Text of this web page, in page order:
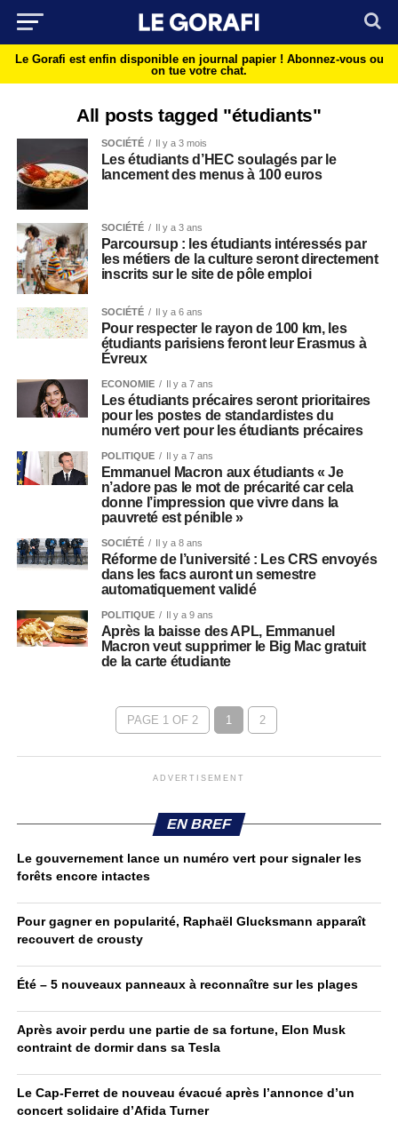
Le Gorafi est enfin disponible en journal papier ! Abonnez-vous ou
on tue votre chat.
All posts tagged "étudiants"
SOCIÉTÉ Il y a 3 mois
Les étudiants d’HEC soulagés par le
lancement des menus à 100 euros
SOCIÉTÉ Il y a 3 ans
Parcoursup : les étudiants intéressés par
les métiers de la culture seront directement
inscrits sur le site de pôle emploi
SOCIÉTÉ Il y a 6 ans
Pour respecter le rayon de 100 km, les
étudiants parisiens feront leur Erasmus à
Évreux
ECONOMIE Il y a 7 ans
Les étudiants précaires seront prioritaires
pour les postes de standardistes du
numéro vert pour les étudiants précaires
POLITIQUE Il y a 7 ans
Emmanuel Macron aux étudiants « Je
n’adore pas le mot de précarité car cela
donne l’impression que vivre dans la
pauvreté est pénible »
SOCIÉTÉ Il y a 8 ans
Réforme de l’université : Les CRS envoyés
dans les facs auront un semestre
automatiquement validé
POLITIQUE Il y a 9 ans
Après la baisse des APL, Emmanuel
Macron veut supprimer le Big Mac gratuit
de la carte étudiante
PAGE 1 OF 2 1 2
ADVERTISEMENT
EN BREF
Le gouvernement lance un numéro vert pour signaler les
forêts encore intactes
Pour gagner en popularité, Raphaël Glucksmann apparaît
recouvert de crousty
Été – 5 nouveaux panneaux à reconnaître sur les plages
Après avoir perdu une partie de sa fortune, Elon Musk
contraint de dormir dans sa Tesla
Le Cap-Ferret de nouveau évacué après l’annonce d’un
concert solidaire d’Afida Turner